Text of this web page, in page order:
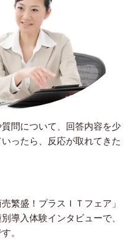
問について、回答内容を少
ったら、反応が取れてきた
繁盛！プラスＩＴフェア」
導入体験インタビューで、
。